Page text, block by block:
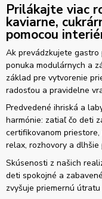
Prilákajte viac
kaviarne,
pomocou
Ak prevádzkujete gastro
ponuka modulárnych a
základ pre vytvorenie
radosťou a pravidelne
Predvedené ihriská a
harmónie: zatiaľ čo deti
certifikovanom
relax, rozhovory a
Skúsenosti z našich
deti spokojné a
zvyšuje priemernú